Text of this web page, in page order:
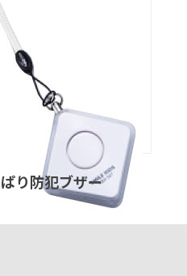
り防犯ブザー